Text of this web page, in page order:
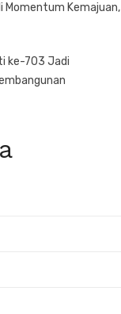
Momentum Kemajuan,
ke-703 Jadi